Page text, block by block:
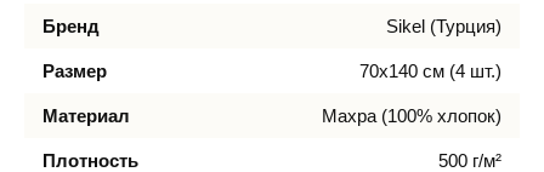
Бренд Sikel (Турция)
Размер 70х140 см (4 шт.)
Материал Махра (100% хлопок)
Плотность 500 г/м²